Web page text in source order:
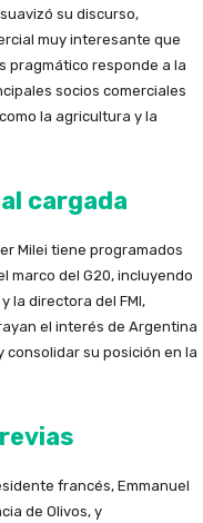
su discurso,
muy interesante que
pragmático responde a la
socios comerciales
la agricultura y la
cargada
Milei tiene programados
marco del G20, incluyendo
la directora del FMI,
el interés de Argentina
su posición en la
francés, Emmanuel
de Olivos, y